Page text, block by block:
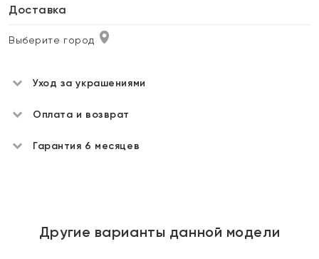
Доставка
Выберите город
Уход за украшениями
Оплата и возврат
Гарантия 6 месяцев
Другие варианты данной модели